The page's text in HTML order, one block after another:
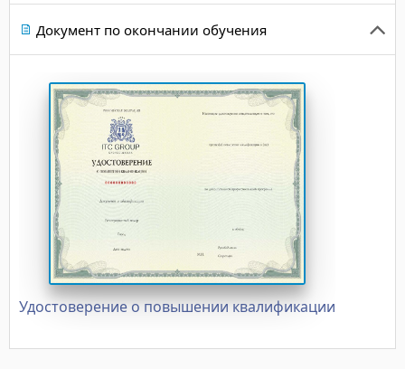
Документ по окончании обучения
Удостоверение о повышении квалификации